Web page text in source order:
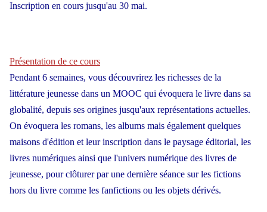
Inscription en cours jusqu'au 30 mai.
Présentation de ce cours
Pendant 6 semaines, vous découvrirez les richesses de la
littérature jeunesse dans un MOOC qui évoquera le livre dans sa
globalité, depuis ses origines jusqu'aux représentations actuelles.
On évoquera les romans, les albums mais également quelques
maisons d'édition et leur inscription dans le paysage éditorial, les
livres numériques ainsi que l'univers numérique des livres de
jeunesse, pour clôturer par une dernière séance sur les fictions
hors du livre comme les fanfictions ou les objets dérivés.